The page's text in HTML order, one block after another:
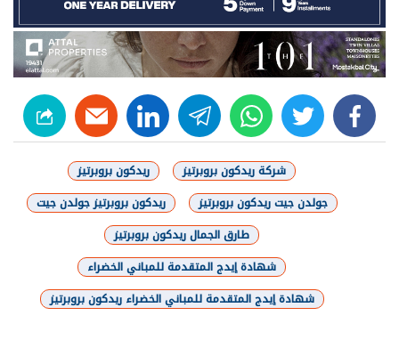
facebook
twitter
whats
telegram
linkedin
شركة ريدكون بروبرتيز
ريدكون بروبرتيز
جولدن جيت ريدكون بروبرتيز
ريدكون بروبرتيز جولدن جيت
طارق الجمال ريدكون بروبرتيز
شهادة إيدج المتقدمة للمباني الخضراء
شهادة إيدج المتقدمة للمباني الخضراء ريدكون بروبرتيز